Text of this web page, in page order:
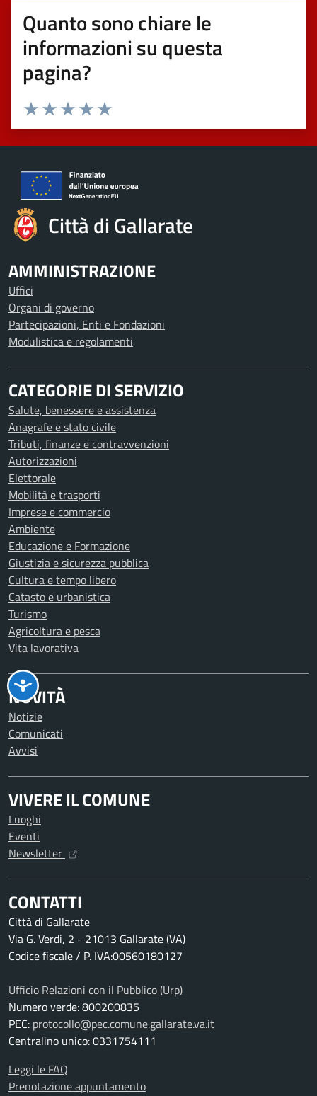
Quanto sono chiare le
informazioni su questa
pagina?
Valuta 5 stelle su 5
Valuta 4 stelle su 5
Valuta 3 stelle su 5
Valuta 2 stelle su 5
Valuta 1 stelle su 5
Città di Gallarate
AMMINISTRAZIONE
Uffici
Organi di governo
Partecipazioni, Enti e Fondazioni
Modulistica e regolamenti
CATEGORIE DI SERVIZIO
Salute, benessere e assistenza
Anagrafe e stato civile
Tributi, finanze e contravvenzioni
Autorizzazioni
Elettorale
Mobilità e trasporti
Imprese e commercio
Ambiente
Educazione e Formazione
Giustizia e sicurezza pubblica
Cultura e tempo libero
Catasto e urbanistica
Turismo
Agricoltura e pesca
Vita lavorativa
NOVITÀ
Notizie
Comunicati
Avvisi
VIVERE IL COMUNE
Luoghi
Eventi
Newsletter
CONTATTI
Città di Gallarate
Via G. Verdi, 2 - 21013 Gallarate (VA)
Codice fiscale / P. IVA:00560180127
Ufficio Relazioni con il Pubblico (Urp)
Numero verde: 800200835
PEC: protocollo@pec.comune.gallarate.va.it
Centralino unico: 0331754111
Leggi le FAQ
Prenotazione appuntamento